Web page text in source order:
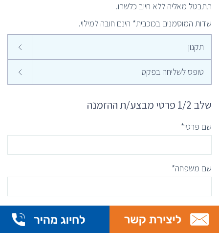
תתבטל מאליה ללא חיוב כלשהו.
שדות המוסמנים בכוכבית* הינם חובה למילוי.
תקנון
טופס לשליחה בפקס
שלב 1/2 פרטי מבצע/ת ההזמנה
שם פרטי*
שם משפחה*